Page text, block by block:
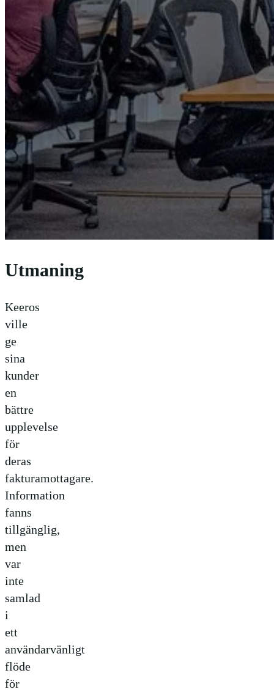
Utmaning
Keeros
ville
ge
sina
kunder
en
bättre
upplevelse
för
deras
fakturamottagare.
Information
fanns
tillgänglig,
men
var
inte
samlad
i
ett
användarvänligt
flöde
för